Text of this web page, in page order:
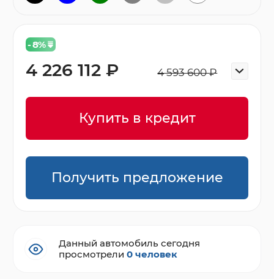
- 8%
4 593 600 ₽
4 226 112 ₽
Купить в кредит
Получить предложение
Данный автомобиль сегодня
просмотрели0 человек